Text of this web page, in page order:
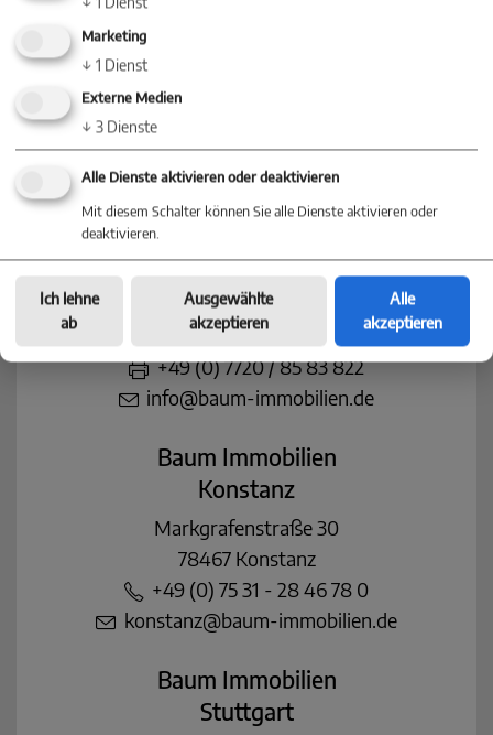
Nehmen Sie jetzt Kontakt mit einer
Niederlassung in Ihrer Nähe auf
Baum Immobilien
Villingen-Schwenningen
Villinger Straße 91
78054 Villingen-Schwenningen
+49 (0) 77 20 - 85 83 90
+49 (0) 7720 / 85 83 822
info@baum-immobilien.de
Baum Immobilien
Konstanz
Markgrafenstraße 30
78467 Konstanz
+49 (0) 75 31 - 28 46 78 0
konstanz@baum-immobilien.de
Baum Immobilien
Stuttgart
Marketing
↓ 1 Dienst
Externe Medien
↓ 3 Dienste
Alle Dienste aktivieren oder deaktivieren
Mit diesem Schalter können Sie alle Dienste aktivieren oder
deaktivieren.
Ich lehne
ab
Ausgewählte
akzeptieren
Alle
akzeptieren